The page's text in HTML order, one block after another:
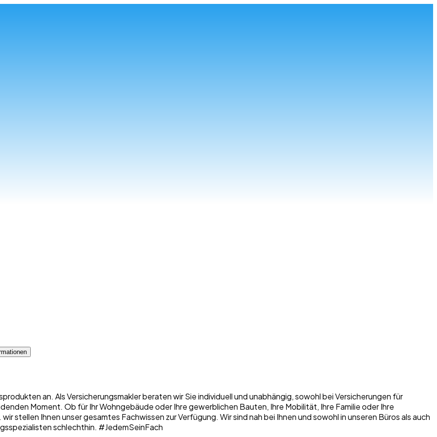
an. Als Versicherungsmakler beraten wir Sie individuell und unabhängig, sowohl bei Versicherungen für
Moment. Ob für Ihr Wohngebäude oder Ihre gewerblichen Bauten, Ihre Mobilität, Ihre Familie oder Ihre
stellen Ihnen unser gesamtes Fachwissen zur Verfügung. Wir sind nah bei Ihnen und sowohl in unseren Büros als auch
schlechthin. #JedemSeinFach